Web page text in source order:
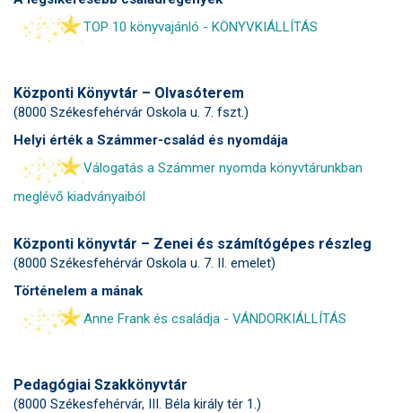
TOP 10 könyvajánló - KÖNYVKIÁLLÍTÁS
Központi Könyvtár – Olvasóterem
(8000 Székesfehérvár Oskola u. 7. fszt.)
Helyi érték a Számmer-család és nyomdája
Válogatás a Számmer nyomda könyvtárunkban
meglévő kiadványaiból
Központi könyvtár – Zenei és számítógépes részleg
(8000 Székesfehérvár Oskola u. 7. II. emelet)
Történelem a mának
Anne Frank és családja - VÁNDORKIÁLLÍTÁS
Pedagógiai Szakkönyvtár
(8000 Székesfehérvár, III. Béla király tér 1.)